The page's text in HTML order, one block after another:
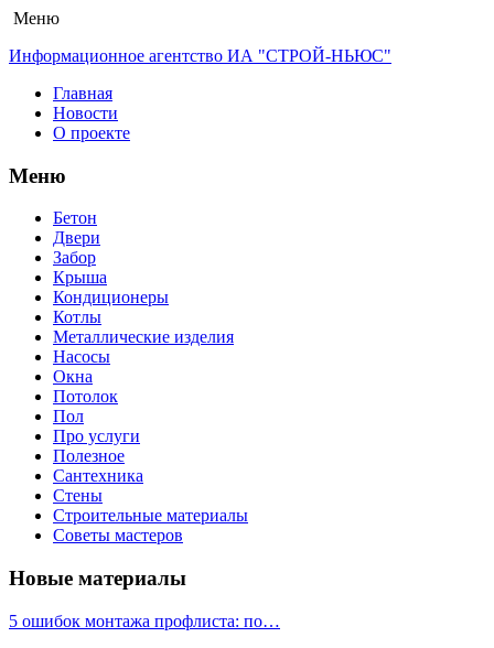
Меню
Информационное агентство ИА "СТРОЙ-НЬЮС"
Главная
Новости
О проекте
Меню
Бетон
Двери
Забор
Крыша
Кондиционеры
Котлы
Металлические изделия
Насосы
Окна
Потолок
Пол
Про услуги
Полезное
Сантехника
Стены
Строительные материалы
Советы мастеров
Новые материалы
5 ошибок монтажа профлиста: по…